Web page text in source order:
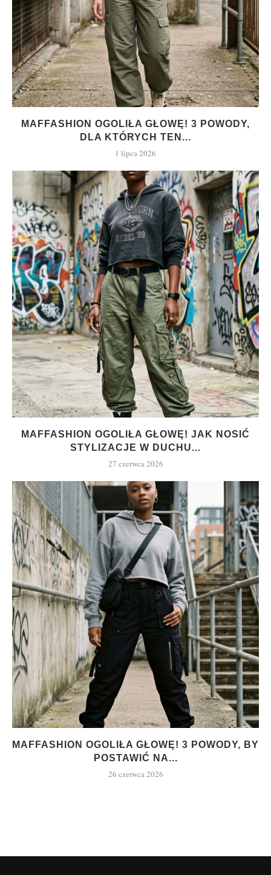
MAFFASHION OGOLIŁA GŁOWĘ! 3 POWODY,
DLA KTÓRYCH TEN...
1 lipca 2026
MAFFASHION OGOLIŁA GŁOWĘ! JAK NOSIĆ
STYLIZACJE W DUCHU...
27 czerwca 2026
MAFFASHION OGOLIŁA GŁOWĘ! 3 POWODY, BY
POSTAWIĆ NA...
26 czerwca 2026